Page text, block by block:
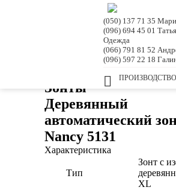
(050) 137 71 35
(096) 694 45 01
Одежда
(066) 791 81 52
(096) 597 22 18
ПРОИЗВОДСТВО
Зонты
Деревянный
автоматический
Nancy 5131
Характеристика
Тип
Зонт с
XL